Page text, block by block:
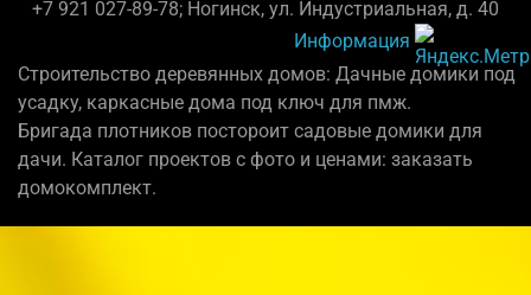
+7 921 027-89-78; Ногинск, ул. Индустриальная, д. 40
Информация
Строительство деревянных домов: Дачные домики под
усадку, каркасные дома под ключ для пмж.
Бригада плотников постороит садовые домики для
дачи. Каталог проектов с фото и ценами: заказать
домокомплект.